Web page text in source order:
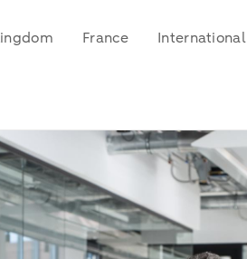
France International